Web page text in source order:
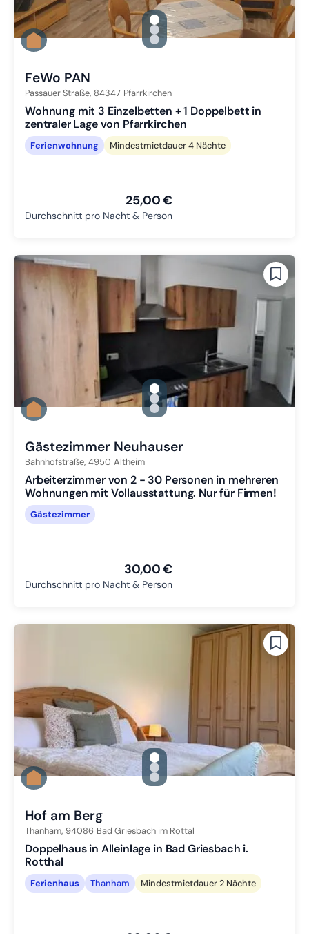
gallery.slide_selector
Zu Slide 1 wechseln
Zu Slide 2 wechseln
Zu Slide 3 wechseln
FeWo PAN
Passauer Straße, 84347 Pfarrkirchen
Wohnung mit 3 Einzelbetten + 1 Doppelbett in
zentraler Lage von Pfarrkirchen
Ferienwohnung Mindestmietdauer 4 Nächte
25,00 €
Durchschnitt pro Nacht & Person
gallery.slide_selector
Zu Slide 1 wechseln
Zu Slide 2 wechseln
Zu Slide 3 wechseln
Gästezimmer Neuhauser
Bahnhofstraße, 4950 Altheim
Arbeiterzimmer von 2 - 30 Personen in mehreren
Wohnungen mit Vollausstattung. Nur für Firmen!
Gästezimmer
30,00 €
Durchschnitt pro Nacht & Person
gallery.slide_selector
Zu Slide 1 wechseln
Zu Slide 2 wechseln
Zu Slide 3 wechseln
Hof am Berg
Thanham, 94086 Bad Griesbach im Rottal
Doppelhaus in Alleinlage in Bad Griesbach i.
Rotthal
Ferienhaus Thanham Mindestmietdauer 2 Nächte